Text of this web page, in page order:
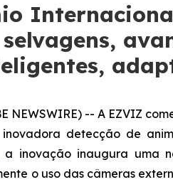
NEWSWIRE) -- A EZVIZ
detecção de
a inovação inaugura uma
o uso das câmeras